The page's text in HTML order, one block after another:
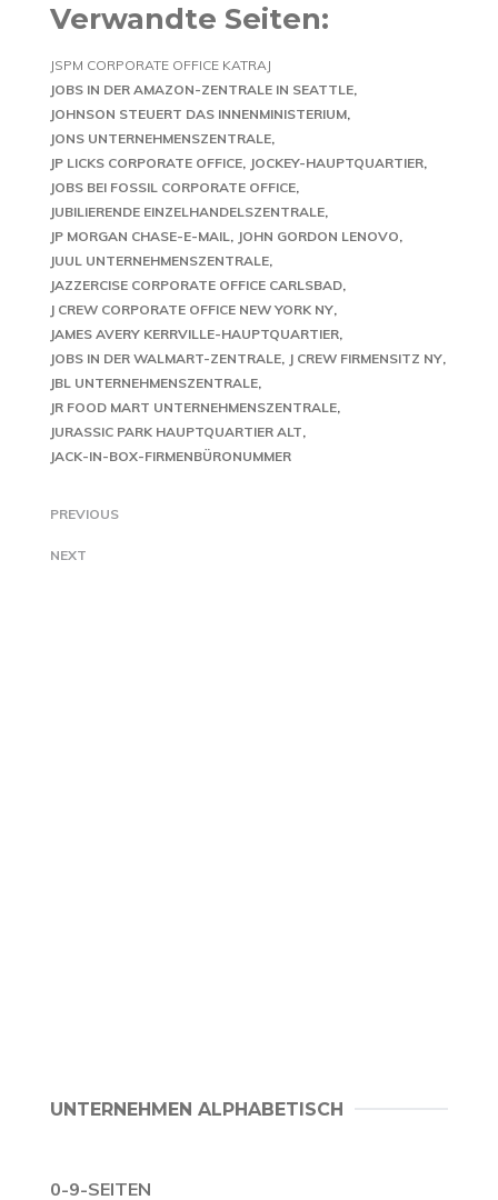
Verwandte Seiten:
JSPM CORPORATE OFFICE KATRAJ
JOBS IN DER AMAZON-ZENTRALE IN SEATTLE
JOHNSON STEUERT DAS INNENMINISTERIUM
JONS UNTERNEHMENSZENTRALE
JP LICKS CORPORATE OFFICE JOCKEY-HAUPTQUARTIER
JOBS BEI FOSSIL CORPORATE OFFICE
JUBILIERENDE EINZELHANDELSZENTRALE
JP MORGAN CHASE-E-MAIL JOHN GORDON LENOVO
JUUL UNTERNEHMENSZENTRALE
JAZZERCISE CORPORATE OFFICE CARLSBAD
J CREW CORPORATE OFFICE NEW YORK NY
JAMES AVERY KERRVILLE-HAUPTQUARTIER
JOBS IN DER WALMART-ZENTRALE J CREW FIRMENSITZ NY
JBL UNTERNEHMENSZENTRALE
JR FOOD MART UNTERNEHMENSZENTRALE
JURASSIC PARK HAUPTQUARTIER ALT
JACK-IN-BOX-FIRMENBÜRONUMMER
PREVIOUS
NEXT
UNTERNEHMEN ALPHABETISCH
0-9-SEITEN